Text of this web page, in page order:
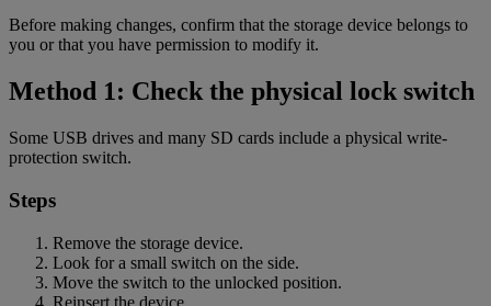
Before making changes, confirm that the storage device belongs to
you or that you have permission to modify it.
Method 1: Check the physical lock switch
Some USB drives and many SD cards include a physical write-
protection switch.
Steps
Remove the storage device.
Look for a small switch on the side.
Move the switch to the unlocked position.
Reinsert the device.